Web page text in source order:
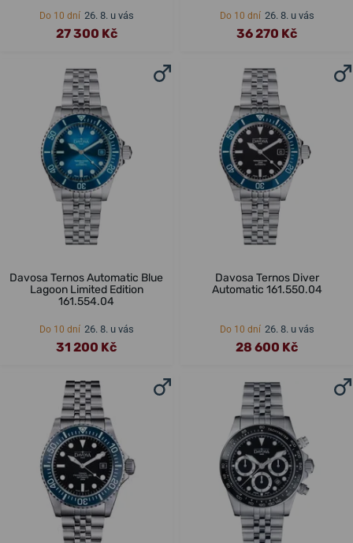
Do 10 dní 26. 8. u vás
27 300 Kč
Do 10 dní 26. 8. u vás
36 270 Kč
Davosa Ternos Automatic Blue
Lagoon Limited Edition
161.554.04
Do 10 dní 26. 8. u vás
31 200 Kč
Davosa Ternos Diver
Automatic 161.550.04
Do 10 dní 26. 8. u vás
28 600 Kč